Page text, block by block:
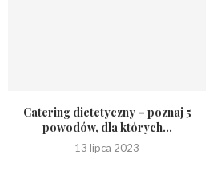
Catering dietetyczny – poznaj 5
powodów, dla których...
13 lipca 2023